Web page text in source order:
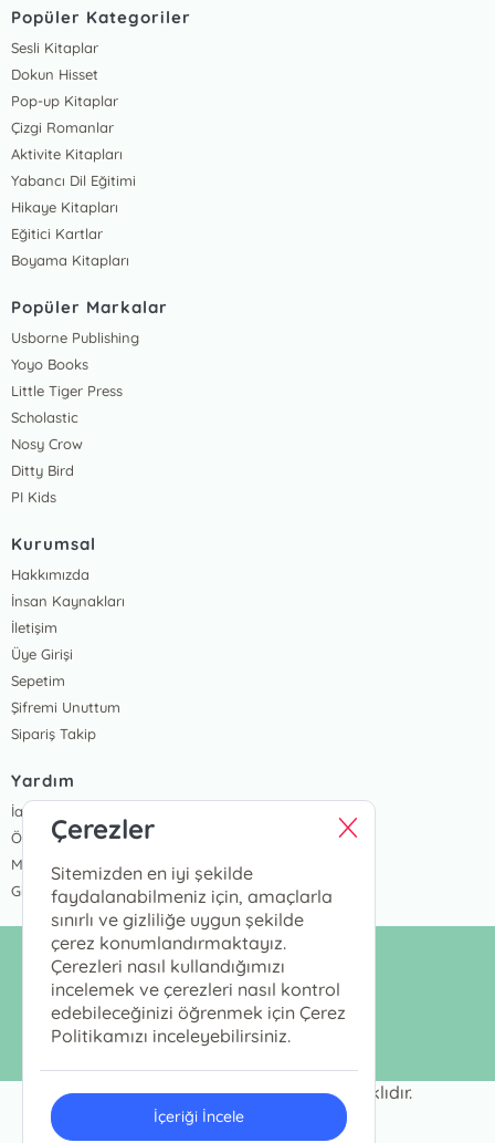
Popüler Kategoriler
Sesli Kitaplar
Dokun Hisset
Pop-up Kitaplar
Çizgi Romanlar
Aktivite Kitapları
Yabancı Dil Eğitimi
Hikaye Kitapları
Eğitici Kartlar
Boyama Kitapları
Popüler Markalar
Usborne Publishing
Yoyo Books
Little Tiger Press
Scholastic
Nosy Crow
Ditty Bird
PI Kids
Kurumsal
Hakkımızda
İnsan Kaynakları
İletişim
Üye Girişi
Sepetim
Şifremi Unuttum
Sipariş Takip
Yardım
İade ve Değişim Koşulları
Ödeme Seçenekleri
Mesafeli Satış Sözleşmesi
Gizlilik Sözleşmesi
info@megakidslab.com
0531 930 5768
© Copyright 2025 - Tüm Hakları Saklıdır.
Tasarım & Uygulama
Çerezler
Sitemizden en iyi şekilde
faydalanabilmeniz için, amaçlarla
sınırlı ve gizliliğe uygun şekilde
çerez konumlandırmaktayız.
Çerezleri nasıl kullandığımızı
incelemek ve çerezleri nasıl kontrol
edebileceğinizi öğrenmek için Çerez
Politikamızı inceleyebilirsiniz.
İçeriği İncele